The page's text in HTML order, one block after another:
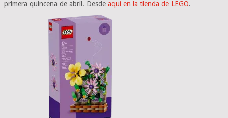
primera quincena de abril. Desde aquí en la tienda de LEGO.